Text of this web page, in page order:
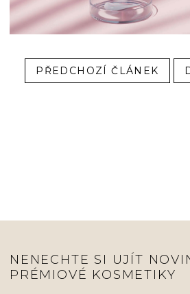
PŘEDCHOZÍ ČLÁNEK
NENECHTE SI UJÍT
PRÉMIOVÉ KOSMETIKY